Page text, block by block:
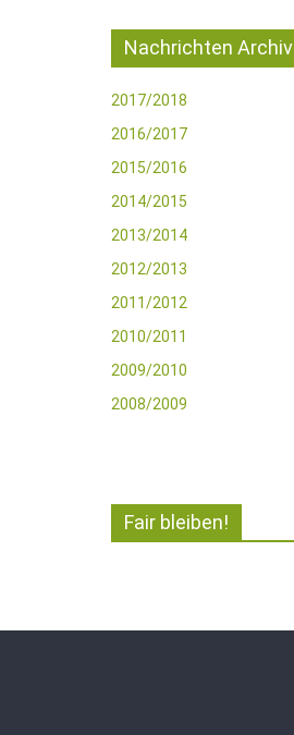
Nachrichten Archiv
2017/2018
2016/2017
2015/2016
2014/2015
2013/2014
2012/2013
2011/2012
2010/2011
2009/2010
2008/2009
Fair bleiben!